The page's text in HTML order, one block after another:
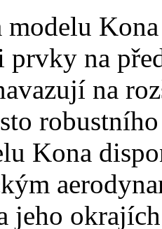
modelu
na
na
Kona
jeho